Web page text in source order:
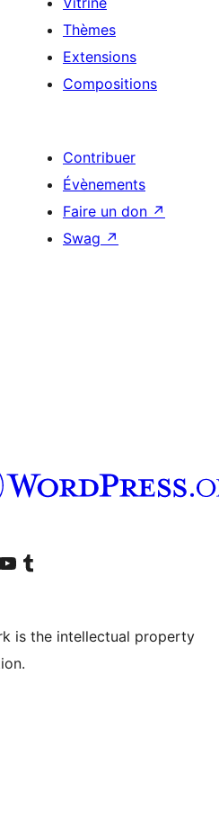
Thèmes
Extensions
Compositions
Contribuer
Évènements
Faire un don ↗
Swag ↗
LinkedIn
TokTok
notre chaîne YouTube
Visiter notre compte Tumblr
is the intellectual property